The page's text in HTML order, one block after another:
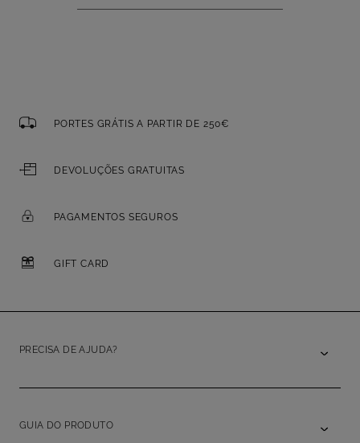
PORTES GRÁTIS A PARTIR DE 250€
DEVOLUÇÕES GRATUITAS
PAGAMENTOS SEGUROS
GIFT CARD
PRECISA DE AJUDA?
GUIA DO PRODUTO